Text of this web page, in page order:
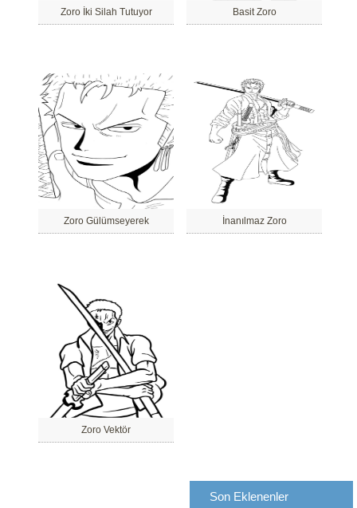
Zoro İki Silah Tutuyor Basit Zoro
Zoro Gülümseyerek İnanılmaz Zoro
Zoro Vektör
Son Eklenenler